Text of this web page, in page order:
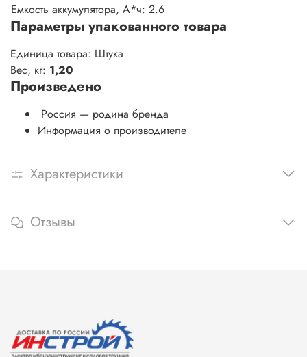
Емкость аккумулятора, А*ч: 2.6
Параметры упакованного товара
Единица товара: Штука
Вес, кг: 1,20
Произведено
Россия — родина бренда
Информация о производителе
Характеристики
Отзывы